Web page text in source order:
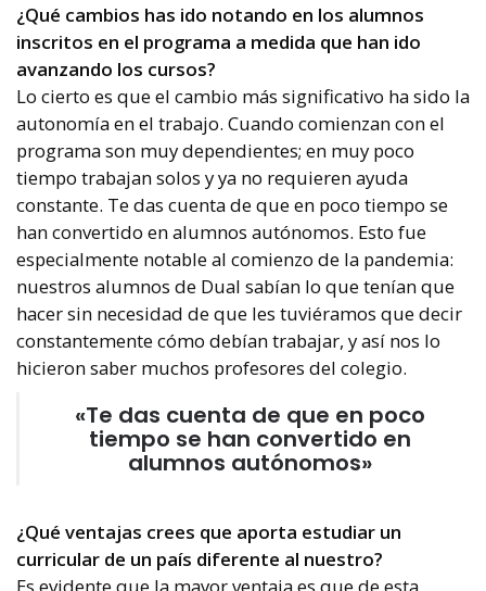
¿Qué cambios has ido notando en los alumnos
inscritos en el programa a medida que han ido
avanzando los cursos?
Lo cierto es que el cambio más significativo ha sido la
autonomía en el trabajo. Cuando comienzan con el
programa son muy dependientes; en muy poco
tiempo trabajan solos y ya no requieren ayuda
constante. Te das cuenta de que en poco tiempo se
han convertido en alumnos autónomos. Esto fue
especialmente notable al comienzo de la pandemia:
nuestros alumnos de Dual sabían lo que tenían que
hacer sin necesidad de que les tuviéramos que decir
constantemente cómo debían trabajar, y así nos lo
hicieron saber muchos profesores del colegio.
«Te das cuenta de que en poco
tiempo se han convertido en
alumnos autónomos»
¿Qué ventajas crees que aporta estudiar un
curricular de un país diferente al nuestro?
Es evidente que la mayor ventaja es que de esta